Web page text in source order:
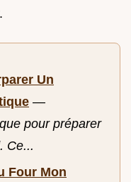
Un
—
pour préparer
Ce...
Four Mon